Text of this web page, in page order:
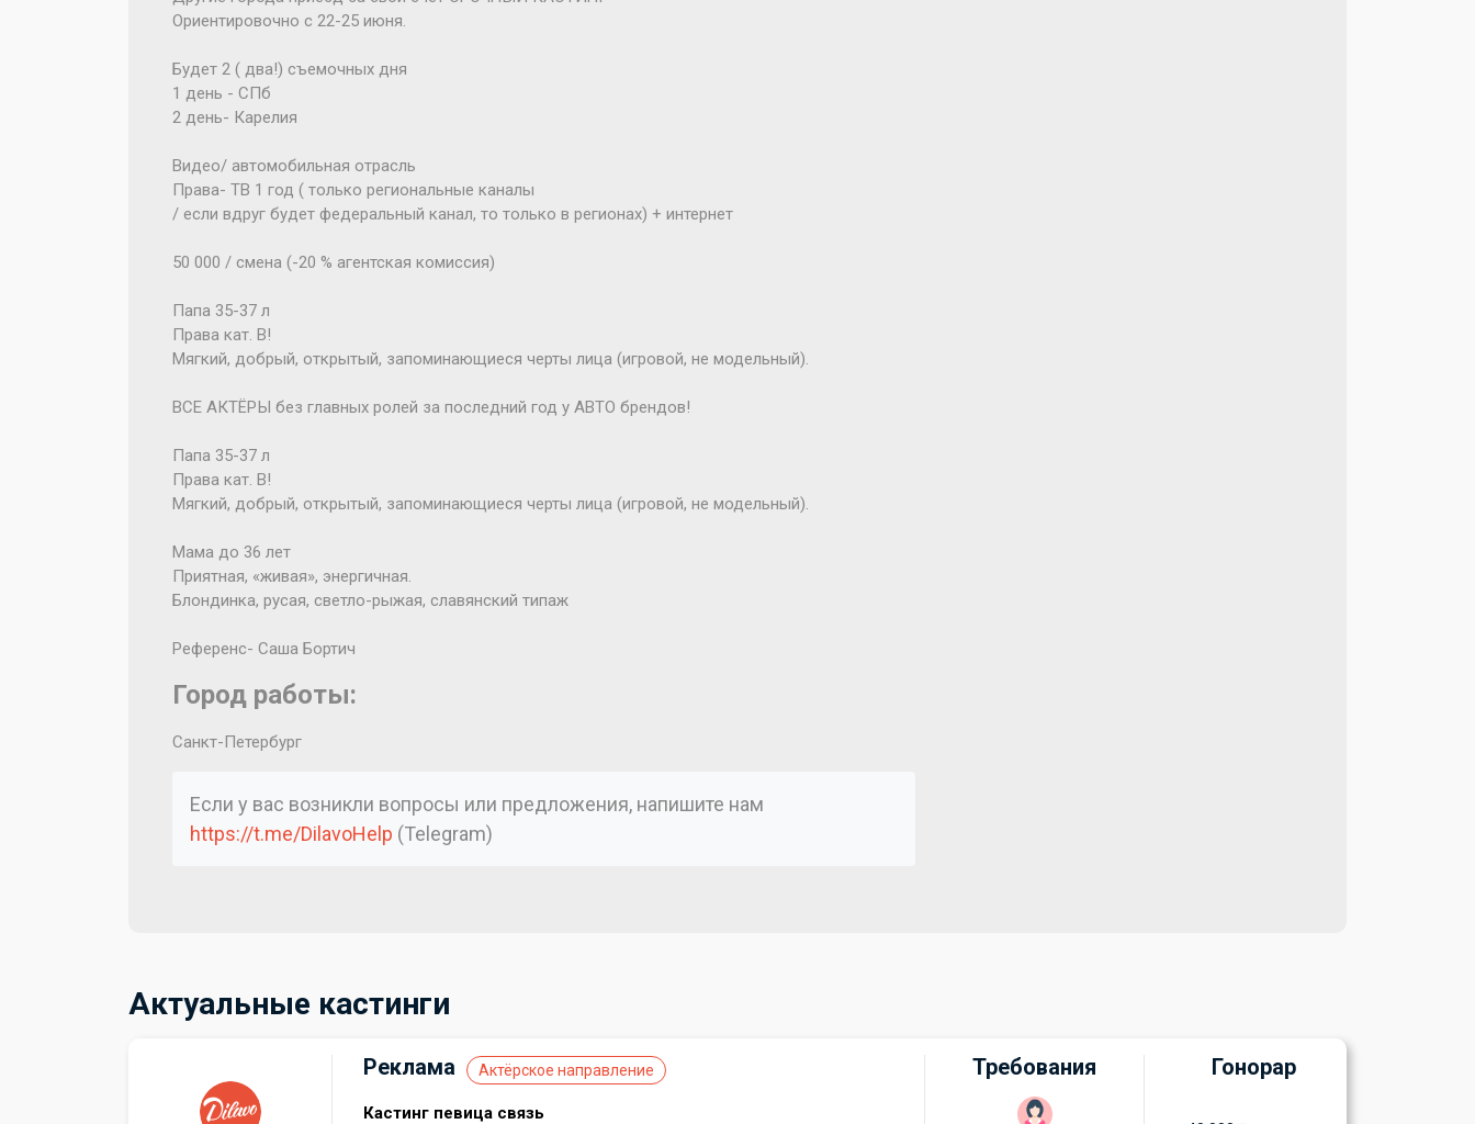
Ориентировочно с 22-25 июня.
Будет 2 ( два!) съемочных дня
1 день - СПб
2 день- Карелия
Видео/ автомобильная отрасль
Права- ТВ 1 год ( только региональные каналы
/ если вдруг будет федеральный канал, то только в регионах) + интернет
50 000 / смена (-20 % агентская комиссия)
Папа 35-37 л
Права кат. В!
Мягкий, добрый, открытый, запоминающиеся черты лица (игровой, не модельный).
ВСЕ АКТЁРЫ без главных ролей за последний год у АВТО брендов!
Папа 35-37 л
Права кат. В!
Мягкий, добрый, открытый, запоминающиеся черты лица (игровой, не модельный).
Мама до 36 лет
Приятная, «живая», энергичная.
Блондинка, русая, светло-рыжая, славянский типаж
Референс- Саша Бортич
Город работы:
Санкт-Петербург
Если у вас возникли вопросы или предложения, напишите нам
https://t.me/DilavoHelp (Telegram)
Актуальные кастинги
Реклама Актёрское направление
Кастинг певица связь
Требования Гонорар